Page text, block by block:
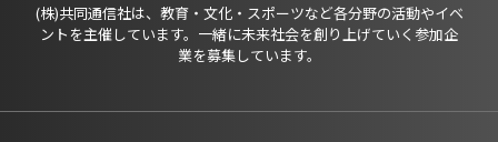
(株)共同通信社は、教育・文化・スポーツなど各分野の活動やイベ
ントを主催しています。一緒に未来社会を創り上げていく参加企
業を募集しています。